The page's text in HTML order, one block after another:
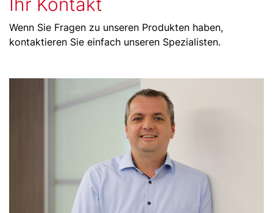
Wenn Sie Fragen zu unseren Produkten haben,
kontaktieren Sie einfach unseren Spezialisten.